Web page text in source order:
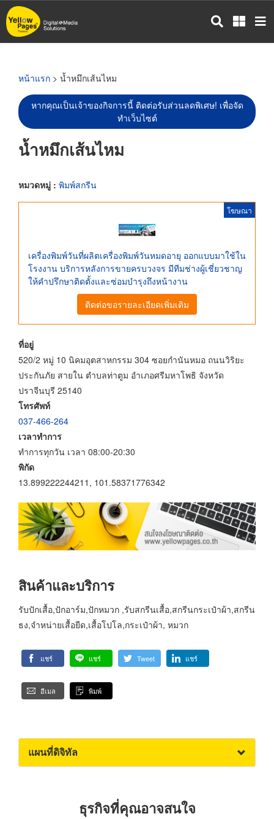
ข้าม
ไป
หน้าแรก > น้ำหมึกเส้นไหม
หากคุณเป็นเจ้าของกิจการนี้ ติดต่อรับส่วนลดพิเศษ! เพื่อจัด
ทำเว็บไซต์
น้ำหมึกเส้นไหม
หมวดหมู่ : พิมพ์สกรีน
โฆษณา
เครื่องพิมพ์วันที่ผลิตเครื่องพิมพ์วันหมดอายุ ออกแบบมาใช้ใน
โรงงาน บริการหลังการขายครบวงจร มีทีมช่างผู้เชี่ยวชาญ
ให้คำปรึกษาติดตั้งและซ่อมบำรุงถึงหน้างาน
ติดต่อขอรายละเอียดเพิ่มเติม
ที่อยู่
520/2 หมู่ 10 นิคมอุตสาหกรรม 304 ซอยกำนันหมอ ถนนวิริยะ
ประกันภัย สายใน ตำบลท่าตูม อำเภอศรีมหาโพธิ จังหวัด
ปราจีนบุรี 25140
โทรศัพท์
037-466-264
เวลาทำการ
ทำการทุกวัน เวลา 08:00-20:30
พิกัด
13.899222244211, 101.58371776342
สินค้าและบริการ
รับปักเสื้อ,ปักอาร์ม,ปักหมวก ,รับสกรีนเสื้อ,สกรีนกระเป๋าผ้า,สกรีน
ธง,จำหน่ายเสื้อยืด,เสื้อโปโล,กระเป๋าผ้า, หมวก
แชร์ แชร์ Tweet แชร์
อีเมล พิมพ์
แผนที่ดิจิทัล
ธุรกิจที่คุณอาจสนใจ